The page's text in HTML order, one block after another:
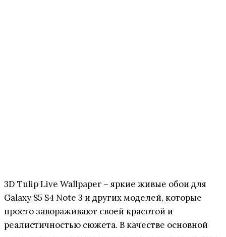
3D Tulip Live Wallpaper – яркие живые обои для
Galaxy S5 S4 Note 3 и других моделей, которые
просто завораживают своей красотой и
реалистичностью сюжета. В качестве основной